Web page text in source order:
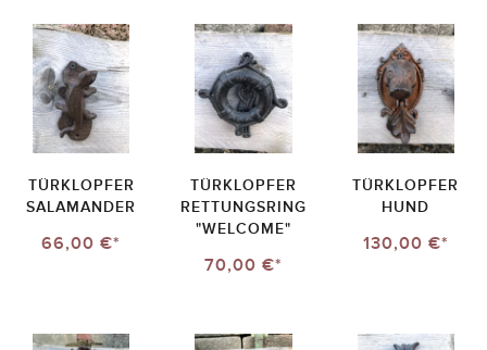
TÜRKLOPFER
SALAMANDER
66,00 €*
TÜRKLOPFER
RETTUNGSRING
"WELCOME"
70,00 €*
TÜRKLOPFER
HUND
130,00 €*